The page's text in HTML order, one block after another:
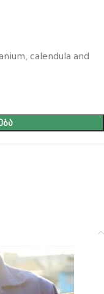
calendula and